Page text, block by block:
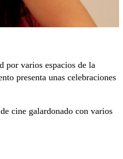
por varios espacios de la
presenta unas celebraciones
cine galardonado con varios